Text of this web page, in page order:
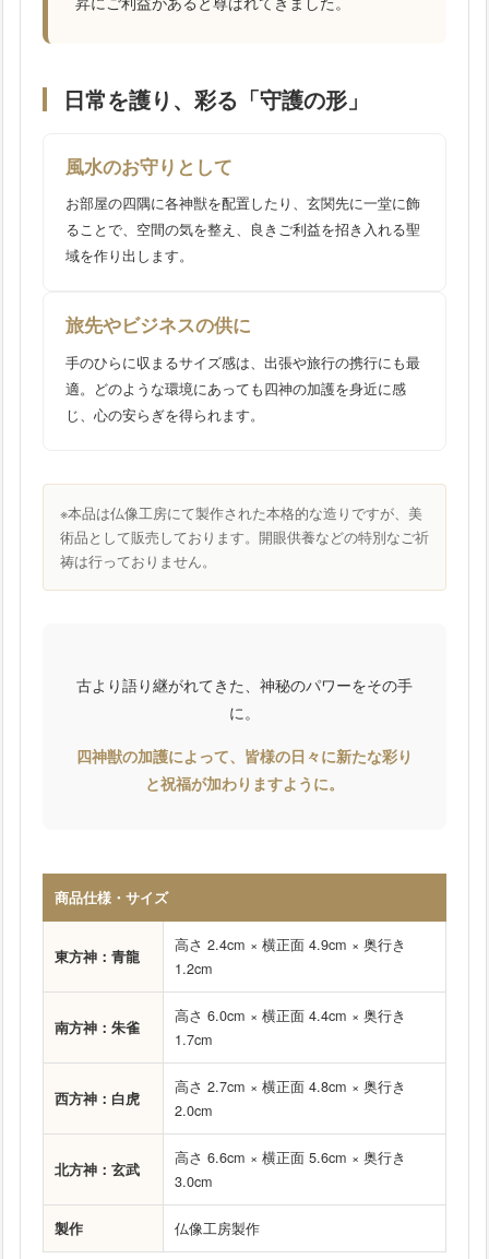
日常を護り、彩る「守護の形」
風水のお守りとして
お部屋の四隅に各神獣を配置したり、玄関先に一堂に飾
ることで、空間の気を整え、良きご利益を招き入れる聖
域を作り出します。
旅先やビジネスの供に
手のひらに収まるサイズ感は、出張や旅行の携行にも最
適。どのような環境にあっても四神の加護を身近に感
じ、心の安らぎを得られます。
※本品は仏像工房にて製作された本格的な造りですが、美
術品として販売しております。開眼供養などの特別なご祈
祷は行っておりません。
古より語り継がれてきた、神秘のパワーをその手
に。
四神獣の加護によって、皆様の日々に新たな彩り
と祝福が加わりますように。
商品仕様・サイズ
東方神：青龍
高さ 2.4cm × 横正面 4.9cm × 奥行き
1.2cm
南方神：朱雀
高さ 6.0cm × 横正面 4.4cm × 奥行き
1.7cm
西方神：白虎
高さ 2.7cm × 横正面 4.8cm × 奥行き
2.0cm
北方神：玄武
高さ 6.6cm × 横正面 5.6cm × 奥行き
3.0cm
製作 仏像工房製作